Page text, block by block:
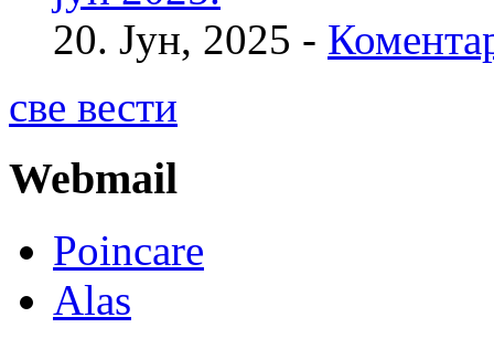
20. Јун, 2025 -
све вести
Webmail
Poincare
Alas